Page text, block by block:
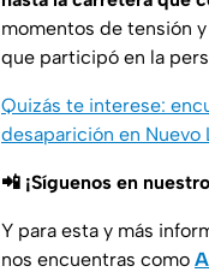
momentos de tensión y
que participó en la
Quizás te interese:
desaparición en Nuevo
📲 ¡Síguenos en
Y para esta y más
nos encuentras como